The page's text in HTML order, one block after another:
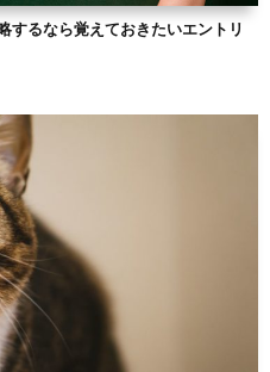
するなら覚えておきたいエントリ